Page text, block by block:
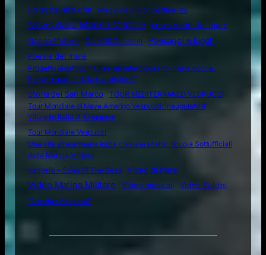
Lo sapevate che Medicina di Combattimento
News dalla Marina Militare
news varie dal mare
Ocean4future
Oltre Gli Orizzonti
Paesaggi e luoghi
Poesie del mare
Progetto didattico: “Tu sei un intero oceano in una goccia.
Rompi le pareti della tua prigione”
Storia del San Marco
TOUR MEDITERRANEO VESPUCCI
Tour Mondiale di Nave Amerigo Vespucci: inaugurato il
Villaggio Italia di Singapore
Tour Mondiale Vespucci
Una vita straordinaria inizia con una scelta: Scuola Sottufficiali
della Marina Militare
Vangelis – Song Of The Seas
Video di mare
Video Marina Militare Video musicali
Video Soldini
“Amerigo Vespucci”